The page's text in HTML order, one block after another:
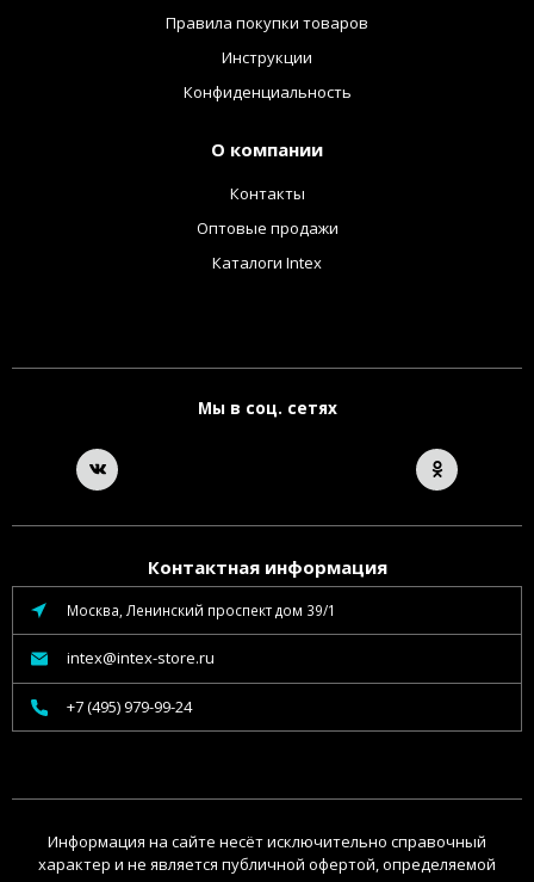
Правила покупки товаров
Инструкции
Конфиденциальность
О компании
Контакты
Оптовые продажи
Каталоги Intex
Мы в соц. сетях
Контактная информация
Москва, Ленинский проспект дом 39/1
intex@intex-store.ru
+7 (495) 979-99-24
Информация на сайте несёт исключительно справочный
характер и не является публичной офертой, определяемой